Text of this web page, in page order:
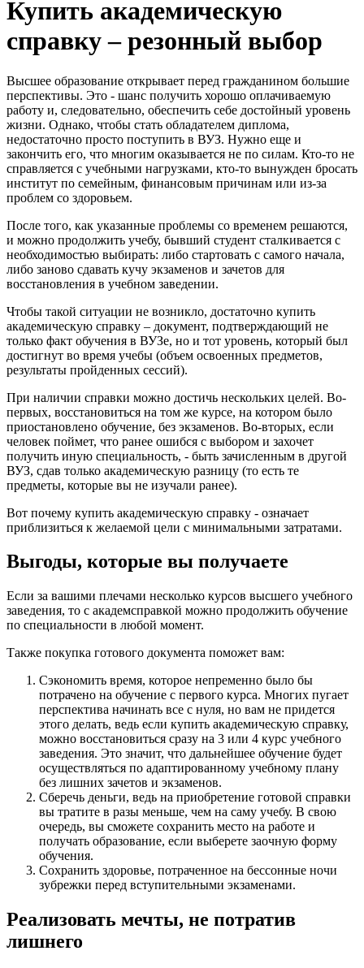
Купить академическую
справку – резонный выбор
Высшее образование открывает перед гражданином большие
перспективы. Это - шанс получить хорошо оплачиваемую
работу и, следовательно, обеспечить себе достойный уровень
жизни. Однако, чтобы стать обладателем диплома,
недостаточно просто поступить в ВУЗ. Нужно еще и
закончить его, что многим оказывается не по силам. Кто-то не
справляется с учебными нагрузками, кто-то вынужден бросать
институт по семейным, финансовым причинам или из-за
проблем со здоровьем.
После того, как указанные проблемы со временем решаются,
и можно продолжить учебу, бывший студент сталкивается с
необходимостью выбирать: либо стартовать с самого начала,
либо заново сдавать кучу экзаменов и зачетов для
восстановления в учебном заведении.
Чтобы такой ситуации не возникло, достаточно купить
академическую справку – документ, подтверждающий не
только факт обучения в ВУЗе, но и тот уровень, который был
достигнут во время учебы (объем освоенных предметов,
результаты пройденных сессий).
При наличии справки можно достичь нескольких целей. Во-
первых, восстановиться на том же курсе, на котором было
приостановлено обучение, без экзаменов. Во-вторых, если
человек поймет, что ранее ошибся с выбором и захочет
получить иную специальность, - быть зачисленным в другой
ВУЗ, сдав только академическую разницу (то есть те
предметы, которые вы не изучали ранее).
Вот почему купить академическую справку - означает
приблизиться к желаемой цели с минимальными затратами.
Выгоды, которые вы получаете
Если за вашими плечами несколько курсов высшего учебного
заведения, то с академсправкой можно продолжить обучение
по специальности в любой момент.
Также покупка готового документа поможет вам:
Сэкономить время, которое непременно было бы
потрачено на обучение с первого курса. Многих пугает
перспектива начинать все с нуля, но вам не придется
этого делать, ведь если купить академическую справку,
можно восстановиться сразу на 3 или 4 курс учебного
заведения. Это значит, что дальнейшее обучение будет
осуществляться по адаптированному учебному плану
без лишних зачетов и экзаменов.
Сберечь деньги, ведь на приобретение готовой справки
вы тратите в разы меньше, чем на саму учебу. В свою
очередь, вы сможете сохранить место на работе и
получать образование, если выберете заочную форму
обучения.
Сохранить здоровье, потраченное на бессонные ночи
зубрежки перед вступительными экзаменами.
Реализовать мечты, не потратив
лишнего